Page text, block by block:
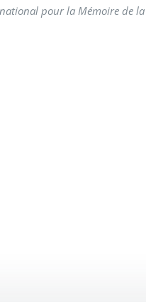
pour la Mémoire de